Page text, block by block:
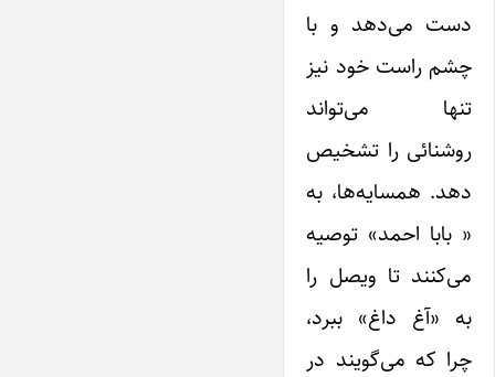
دست می‌دهد و با
چشم راست خود نیز
تنها می‌تواند
روشنائی را تشخیص
دهد. همسایه‌ها، به
« بابا احمد» توصیه
می‌کنند تا ویصل را
به «آغ داغ» ببرد،
چرا که می‌گویند در